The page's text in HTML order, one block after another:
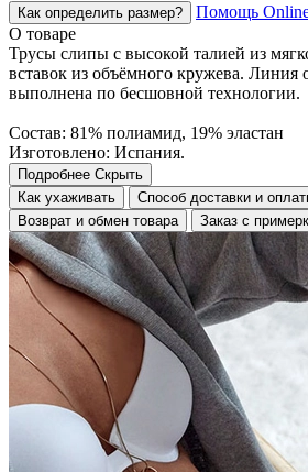
Как определить размер?
Помощь
О товаре
Трусы слипы с высокой талией из
вставок из объёмного кружева. Линия
выполнена по бесшовной технологии.
Состав: 81% полиамид, 19% эластан
Изготовлено: Испания.
Подробнее Скрыть
Как ухаживать
Способ доставки и
Возврат и обмен товара
Заказ с